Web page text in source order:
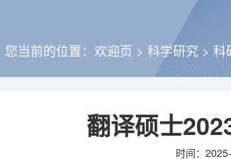
您当前的位置： 欢迎页 > 科学研究>科
翻译硕士
时间：